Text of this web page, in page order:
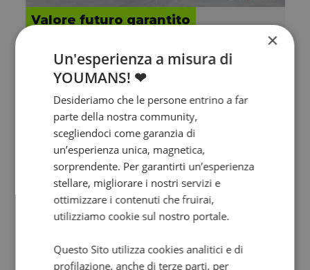
Valore futuro garantito
VESPA Vespa GTS 300
hpe Super Sport Abs my19
4.990 €
×
Un'esperienza a misura di
YOUMANS! ❤
Desideriamo che le persone entrino a far
parte della nostra community,
scegliendoci come garanzia di
un’esperienza unica, magnetica,
sorprendente. Per garantirti un’esperienza
stellare, migliorare i nostri servizi e
ottimizzare i contenuti che fruirai,
utilizziamo cookie sul nostro portale.
Questo Sito utilizza cookies analitici e di
profilazione, anche di terze parti, per